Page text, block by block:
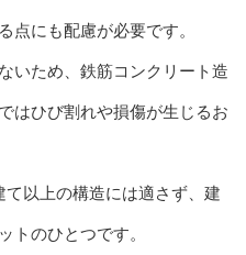
点にも配慮が必要です。
いため、鉄筋コンクリート造
はひび割れや損傷が生じるお
以上の構造には適さず、建
トのひとつです。